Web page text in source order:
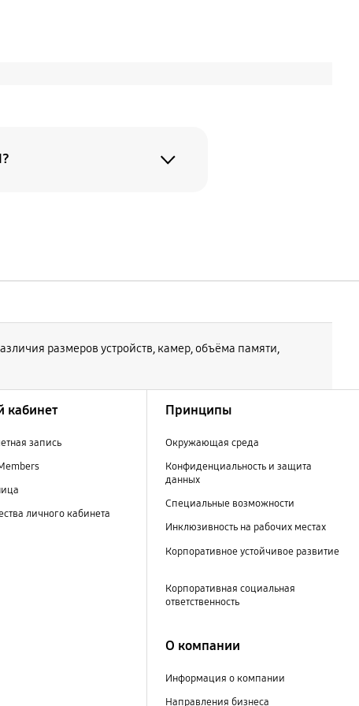
размеров устройств, камер, объёма памяти,
кабинет
запись
личного кабинета
Принципы
Окружающая среда
Конфиденциальность и защита
данных
Специальные возможности
Инклюзивность на рабочих местах
Корпоративное устойчивое развитие
Корпоративная социальная
ответственность
О компании
Информация о компании
Направления бизнеса